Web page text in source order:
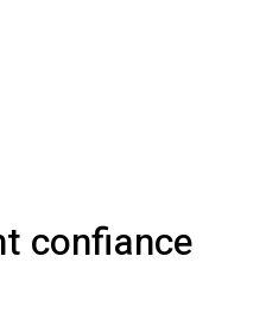
confiance